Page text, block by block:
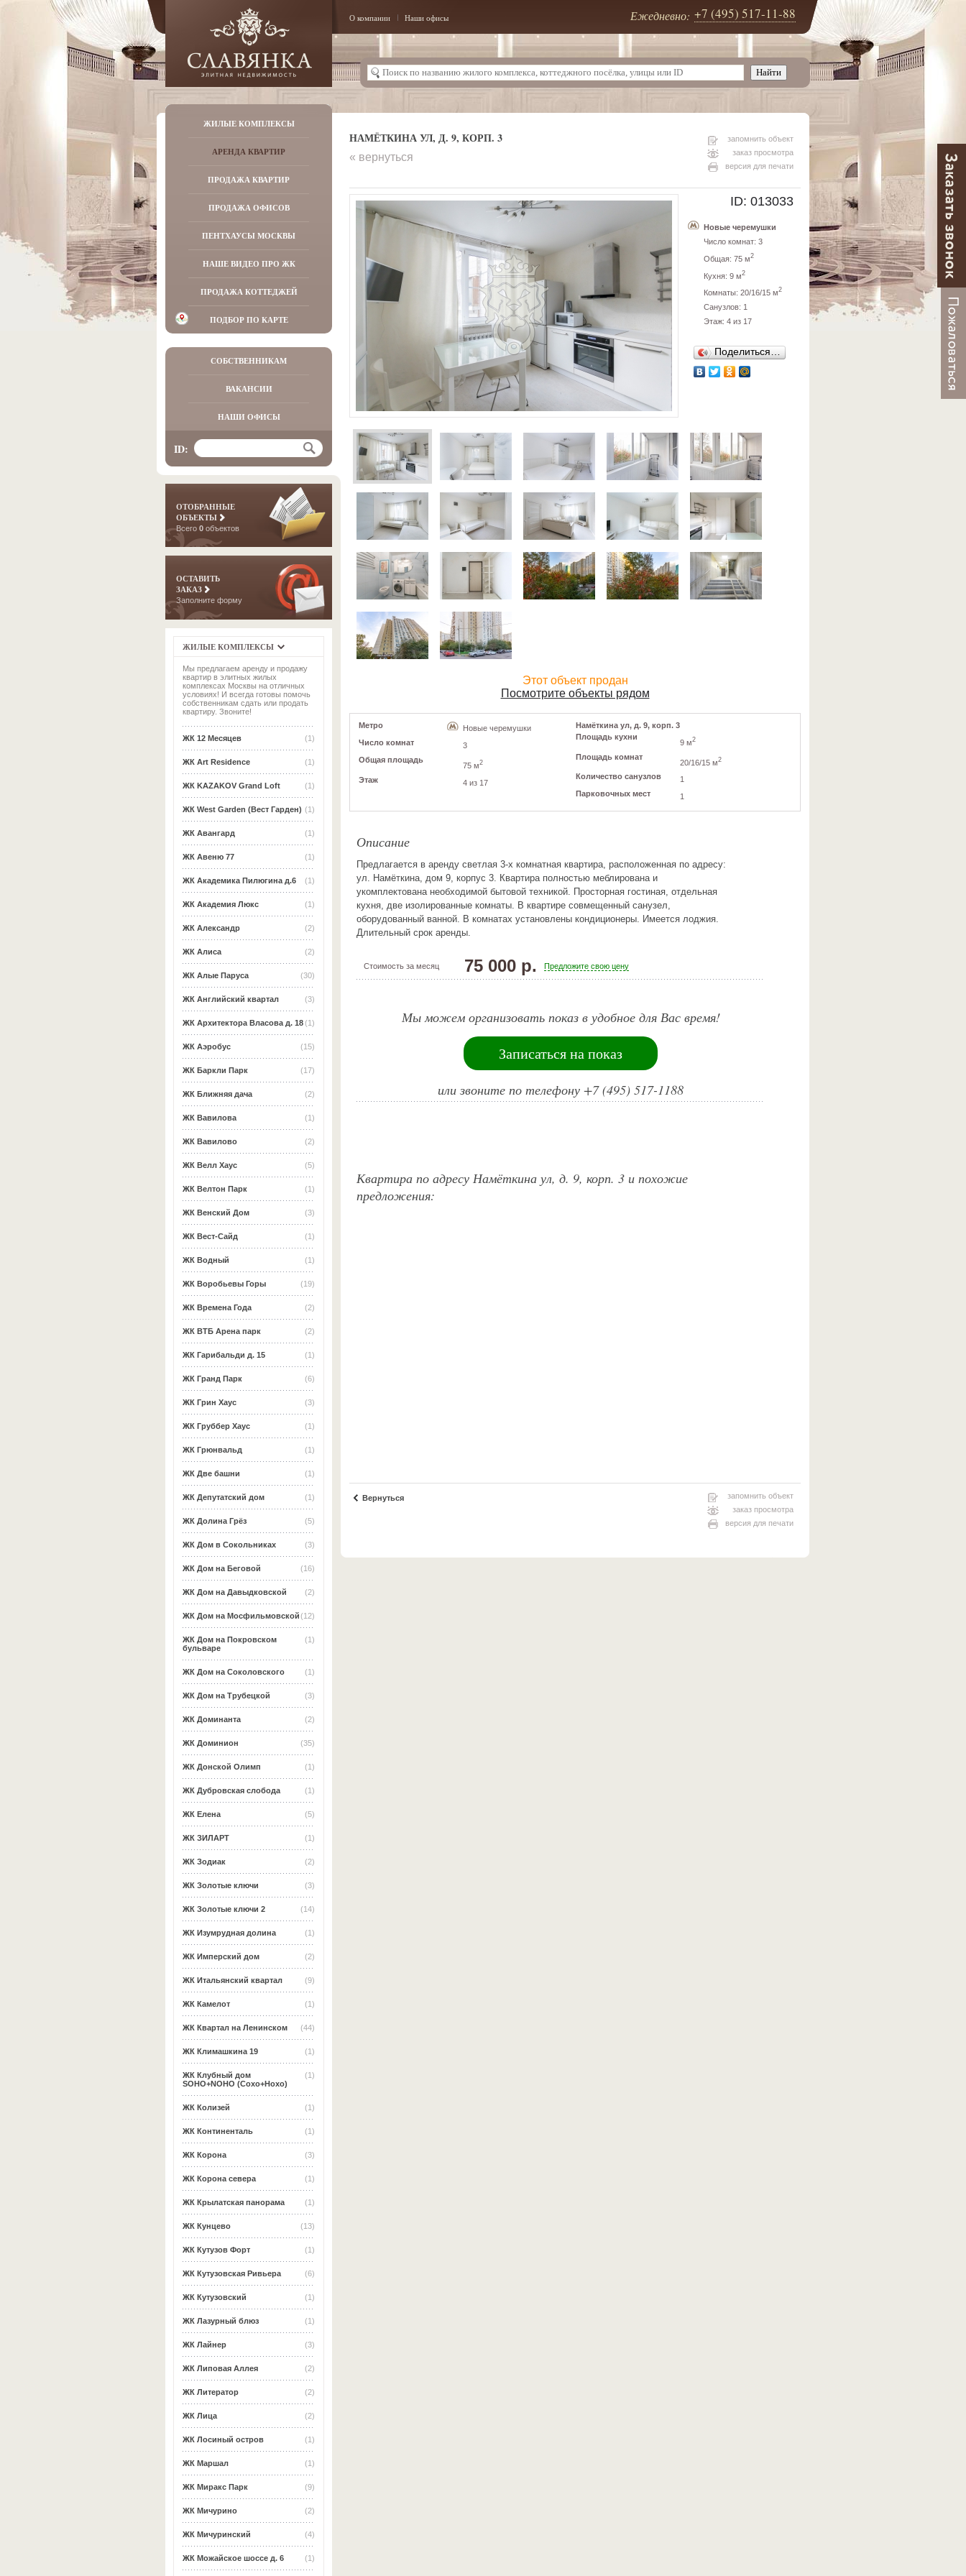
О компании Наши офисы Ежедневно: +7 (495) 517-11-88
ЖИЛЫЕ КОМПЛЕКСЫ
АРЕНДА КВАРТИР
ПРОДАЖА КВАРТИР
ПРОДАЖА ОФИСОВ
ПЕНТХАУСЫ МОСКВЫ
НАШЕ ВИДЕО ПРО ЖК
ПРОДАЖА КОТТЕДЖЕЙ
ПОДБОР ПО КАРТЕ
СОБСТВЕННИКАМ
ВАКАНСИИ
НАШИ ОФИСЫ
ID:
ОТОБРАННЫЕ
ОБЪЕКТЫ
Всего 0 объектов
ОСТАВИТЬ
ЗАКАЗ
Заполните форму
ЖИЛЫЕ КОМПЛЕКСЫ
Мы предлагаем аренду и продажу
квартир в элитных жилых
комплексах Москвы на отличных
условиях! И всегда готовы помочь
собственникам сдать или продать
квартиру. Звоните!
(1)
ЖК 12 Месяцев
(1)
ЖК Art Residence
(1)
ЖК KAZAKOV Grand Loft
(1)
ЖК West Garden (Вест Гарден)
(1)
ЖК Авангард
(1)
ЖК Авеню 77
(1)
ЖК Академика Пилюгина д.6
(1)
ЖК Академия Люкс
(2)
ЖК Александр
(2)
ЖК Алиса
(30)
ЖК Алые Паруса
(3)
ЖК Английский квартал
(1)
ЖК Архитектора Власова д. 18
(15)
ЖК Аэробус
(17)
ЖК Баркли Парк
(2)
ЖК Ближняя дача
(1)
ЖК Вавилова
(2)
ЖК Вавилово
(5)
ЖК Велл Хаус
(1)
ЖК Велтон Парк
(3)
ЖК Венский Дом
(1)
ЖК Вест-Сайд
(1)
ЖК Водный
(19)
ЖК Воробьевы Горы
(2)
ЖК Времена Года
(2)
ЖК ВТБ Арена парк
(1)
ЖК Гарибальди д. 15
(6)
ЖК Гранд Парк
(3)
ЖК Грин Хаус
(1)
ЖК Груббер Хаус
(1)
ЖК Грюнвальд
(1)
ЖК Две башни
(1)
ЖК Депутатский дом
(5)
ЖК Долина Грёз
(3)
ЖК Дом в Сокольниках
(16)
ЖК Дом на Беговой
(2)
ЖК Дом на Давыдковской
(12)
ЖК Дом на Мосфильмовской
(1)
ЖК Дом на Покровском
бульваре
(1)
ЖК Дом на Соколовского
(3)
ЖК Дом на Трубецкой
(2)
ЖК Доминанта
(35)
ЖК Доминион
(1)
ЖК Донской Олимп
(1)
ЖК Дубровская слобода
(5)
ЖК Елена
(1)
ЖК ЗИЛАРТ
(2)
ЖК Зодиак
(3)
ЖК Золотые ключи
(14)
ЖК Золотые ключи 2
(1)
ЖК Изумрудная долина
(2)
ЖК Имперский дом
(9)
ЖК Итальянский квартал
(1)
ЖК Камелот
(44)
ЖК Квартал на Ленинском
(1)
ЖК Климашкина 19
(1)
ЖК Клубный дом
SOHO+NOHO (Сохо+Нохо)
(1)
ЖК Колизей
(1)
ЖК Континенталь
(3)
ЖК Корона
(1)
ЖК Корона севера
(1)
ЖК Крылатская панорама
(13)
ЖК Кунцево
(1)
ЖК Кутузов Форт
(6)
ЖК Кутузовская Ривьера
(1)
ЖК Кутузовский
(1)
ЖК Лазурный блюз
(3)
ЖК Лайнер
(2)
ЖК Липовая Аллея
(2)
ЖК Литератор
(2)
ЖК Лица
(1)
ЖК Лосиный остров
(1)
ЖК Маршал
(9)
ЖК Миракс Парк
(2)
ЖК Мичурино
(4)
ЖК Мичуринский
(1)
ЖК Можайское шоссе д. 6
НАМЁТКИНА УЛ, Д. 9, КОРП. 3
запомнить объект
заказ просмотра
версия для печати
« вернуться
ID: 013033
Новые черемушки
Число комнат: 3
Общая: 75 м2
Кухня: 9 м2
Комнаты: 20/16/15 м2
Санузлов: 1
Этаж: 4 из 17
Поделиться…
Этот объект продан
Посмотрите объекты рядом
Метро
Новые черемушки
Число комнат
3
Общая площадь
75 м2
Этаж 4 из 17
Намёткина ул, д. 9, корп. 3
Площадь кухни
9 м2
Площадь комнат
20/16/15 м2
Количество санузлов
1
Парковочных мест
1
Описание
Предлагается в аренду светлая 3-х комнатная квартира, расположенная по адресу:
ул. Намёткина, дом 9, корпус 3. Квартира полностью меблирована и
укомплектована необходимой бытовой техникой. Просторная гостиная, отдельная
кухня, две изолированные комнаты. В квартире совмещенный санузел,
оборудованный ванной. В комнатах установлены кондиционеры. Имеется лоджия.
Длительный срок аренды.
Стоимость за месяц 75 000 р. Предложите свою цену
Мы можем организовать показ в удобное для Вас время!
Записаться на показ
или звоните по телефону +7 (495) 517-1188
Квартира по адресу Намёткина ул, д. 9, корп. 3 и похожие
предложения:
Вернуться
запомнить объект
заказ просмотра
версия для печати